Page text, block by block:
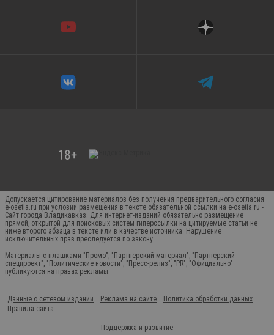
Допускается цитирование материалов без получения предварительного согласия
e-osetia.ru при условии размещения в тексте обязательной ссылки на e-osetia.ru -
Сайт города Владикавказ. Для интернет-изданий обязательно размещение
прямой, открытой для поисковых систем гиперссылки на цитируемые статьи не
ниже второго абзаца в тексте или в качестве источника. Нарушение
исключительных прав преследуется по закону.
Материалы с плашками "Промо", "Партнерский материал", "Партнерский
спецпроект", "Политические новости", "Пресс-релиз", "PR", "Официально"
публикуются на правах рекламы.
Данные о сетевом издании Реклама на сайте
Политика обработки данных
Правила сайта
Поддержка и развитие